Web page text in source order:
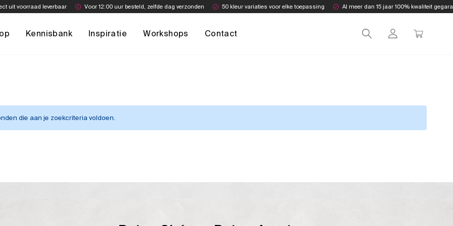
uit voorraad leverbaar Voor 12:00 uur besteld, zelfde dag verzonden 50 kleur variaties voor elke toepassing Al meer dan 15 jaar 100% kwaliteit
Kennisbank Inspiratie Workshops Contact
die aan je zoekcriteria voldoen.